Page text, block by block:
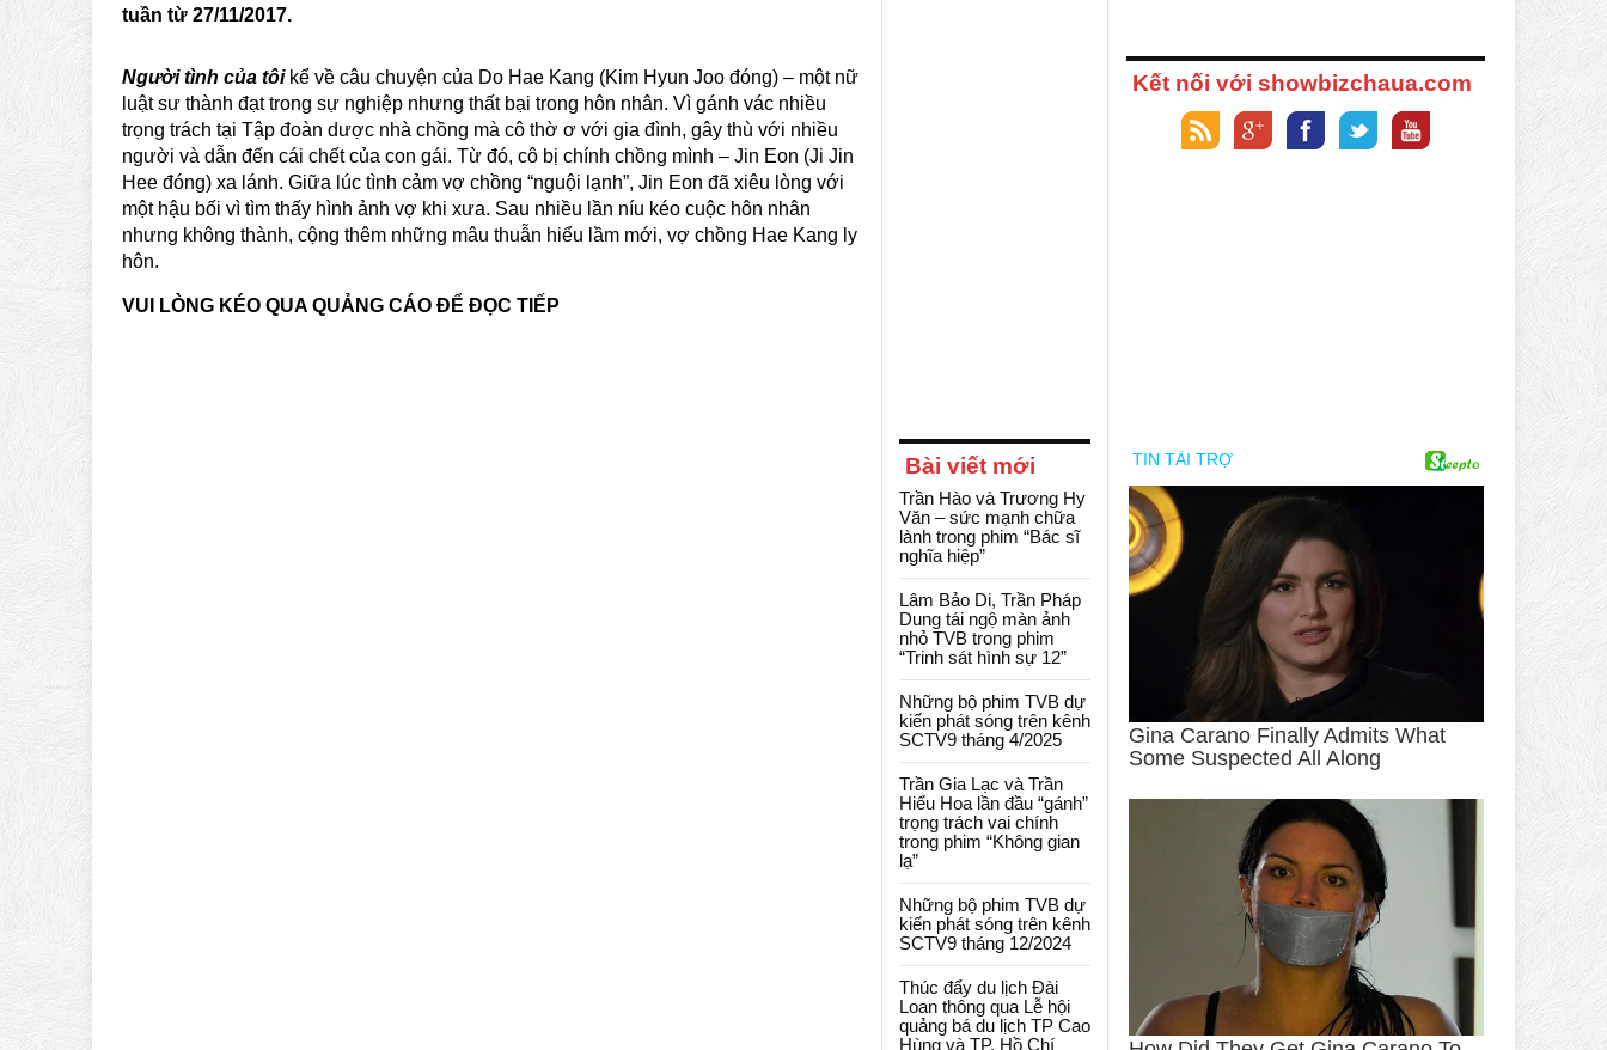
tuần từ 27/11/2017.
Người tình của tôikể về câu chuyện của Do Hae Kang (Kim Hyun Joo đóng) – một nữ
luật sư thành đạt trong sự nghiệp nhưng thất bại trong hôn nhân. Vì gánh vác nhiều
trọng trách tại Tập đoàn dược nhà chồng mà cô thờ ơ với gia đình, gây thù với nhiều
người và dẫn đến cái chết của con gái. Từ đó, cô bị chính chồng mình – Jin Eon (Ji Jin
Hee đóng) xa lánh. Giữa lúc tình cảm vợ chồng “nguội lạnh”, Jin Eon đã xiêu lòng với
một hậu bối vì tìm thấy hình ảnh vợ khi xưa. Sau nhiều lần níu kéo cuộc hôn nhân
nhưng không thành, cộng thêm những mâu thuẫn hiểu lầm mới, vợ chồng Hae Kang ly
hôn.
VUI LÒNG KÉO QUA QUẢNG CÁO ĐỂ ĐỌC TIẾP
Bài viết mới
Trần Hào và Trương Hy
Văn – sức mạnh chữa
lành trong phim “Bác sĩ
nghĩa hiệp”
Lâm Bảo Di, Trần Pháp
Dung tái ngộ màn ảnh
nhỏ TVB trong phim
“Trinh sát hình sự 12”
Những bộ phim TVB dự
kiến phát sóng trên kênh
SCTV9 tháng 4/2025
Trần Gia Lạc và Trần
Hiểu Hoa lần đầu “gánh”
trọng trách vai chính
trong phim “Không gian
lạ”
Những bộ phim TVB dự
kiến phát sóng trên kênh
SCTV9 tháng 12/2024
Thúc đẩy du lịch Đài
Loan thông qua Lễ hội
quảng bá du lịch TP Cao
Hùng và TP. Hồ Chí
Kết nối với showbizchaua.com